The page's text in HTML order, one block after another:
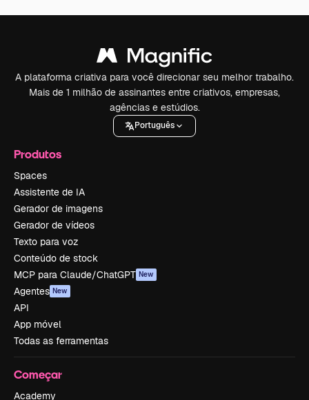
A plataforma criativa para você direcionar seu melhor trabalho.
Mais de 1 milhão de assinantes entre criativos, empresas,
agências e estúdios.
Português
Produtos
Spaces
Assistente de IA
Gerador de imagens
Gerador de vídeos
Texto para voz
Conteúdo de stock
MCP para Claude/ChatGPT New
Agentes New
API
App móvel
Todas as ferramentas
Começar
Academy